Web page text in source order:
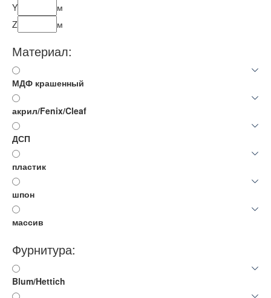
Y
м
Z
м
Материал:
МДФ крашенный
акрил/Fenix/Cleaf
ДСП
пластик
шпон
массив
Фурнитура:
Blum/Hettich